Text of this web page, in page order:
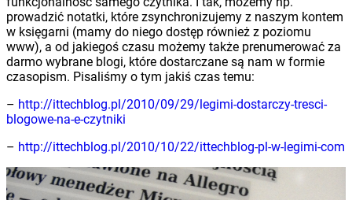
prowadzić notatki, które zsynchronizujemy z naszym kontem
w księgarni (mamy do niego dostęp również z poziomu
www), a od jakiegoś czasu możemy także prenumerować za
darmo wybrane blogi, które dostarczane są nam w formie
czasopism. Pisaliśmy o tym jakiś czas temu:
– http://ittechblog.pl/2010/09/29/legimi-dostarczy-tresci-
blogowe-na-e-czytniki
– http://ittechblog.pl/2010/10/22/ittechblog-pl-w-legimi-com